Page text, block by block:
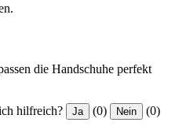
die Handschuhe perfekt
hilfreich? Ja (0) Nein (0)